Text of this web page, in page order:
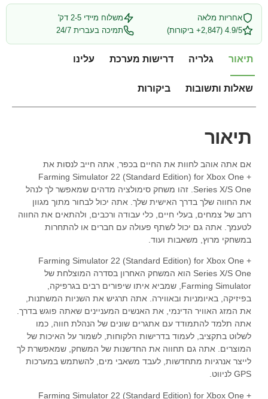
אחריות מלאה
משלוח מיידי 2-5 דק'
4.9/5 (2,847+ ביקורות)
תמיכה בעברית 24/7
תיאור גלריה דרישות מערכת עלינו
שאלות ותשובות ביקורות
תיאור
אם אתה אוהב לחוות את החיים בכפר, אתה חייב לנסות את
Farming Simulator 22 (Standard Edition) for Xbox One +
Series X/S One. זהו משחק סימולציה מדהים שמאפשר לך לנהל
את החווה שלך בדרך האישית שלך. אתה יכול לבחור מתוך מגוון
רחב של צמחים, בעלי חיים, כלי עבודה ורכבים, ולהתאים את החווה
לטעמך. אתה גם יכול לשתף פעולה עם חברים או להתחרות
במשחקי מרוץ, משאבות ועוד.
Farming Simulator 22 (Standard Edition) for Xbox One +
Series X/S One הוא המשחק האחרון בסדרה המוצלחת של
Farming Simulator, שמביא איתו שיפורים רבים בגרפיקה,
בפיזיקה, באיומניות ובאווירה. אתה תרגיש את השניות המשתנות,
את המזג האוויר הדינמי, את האנשים המעניינים שאתה פוגש בדרך.
אתה תלמד להתמודד עם אתגרים שונים של הנהלת חווה, כמו
לשלוט בתקציב, לעמוד בדרישות הלקוחות, לשמור על האיכות של
המוצרים. אתה גם תחווה את החדשנות של המשחק, שמאפשרת לך
לייצר אנרגיות מתחדשות, לעבד משאבי מים, להשתמש במערכות
GPS לניווט.
Farming Simulator 22 (Standard Edition) for Xbox One +